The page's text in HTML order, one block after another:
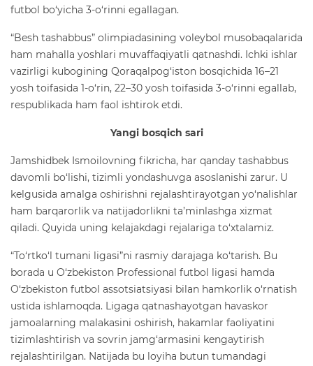
futbol bo‘yicha 3-o‘rinni egallagan.
“Besh tashabbus” olimpiadasining voleybol musobaqalarida
ham mahalla yoshlari muvaffaqiyatli qatnashdi. Ichki ishlar
vazirligi kubogining Qoraqalpog‘iston bosqichida 16–21
yosh toifasida 1-o‘rin, 22–30 yosh toifasida 3-o‘rinni egallab,
respublikada ham faol ishtirok etdi.
Yangi bosqich sari
Jamshidbek Ismoilovning fikricha, har qanday tashabbus
davomli bo‘lishi, tizimli yondashuvga asoslanishi zarur. U
kelgusida amalga oshirishni rejalashtirayotgan yo‘nalishlar
ham barqarorlik va natijadorlikni ta’minlashga xizmat
qiladi. Quyida uning kelajakdagi rejalariga to‘xtalamiz.
“To‘rtko‘l tumani ligasi”ni rasmiy darajaga ko‘tarish. Bu
borada u O‘zbekiston Professional futbol ligasi hamda
O‘zbekiston futbol assotsiatsiyasi bilan hamkorlik o‘rnatish
ustida ishlamoqda. Ligaga qatnashayotgan havaskor
jamoalarning malakasini oshirish, hakamlar faoliyatini
tizimlashtirish va sovrin jamg‘armasini kengaytirish
rejalashtirilgan. Natijada bu loyiha butun tumandagi